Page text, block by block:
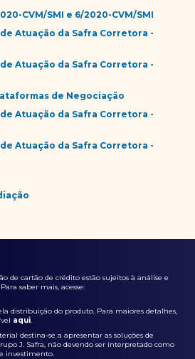
CVM/SMI e 6/2020-CVM/SMI
Atuação da Safra Corretora -
Atuação da Safra Corretora -
de Negociação
Atuação da Safra Corretora -
Atuação da Safra Corretora -
de cartão de crédito estão sujeitos à análise e
saber mais, acesse:
distribuição do produto. Para maiores detalhes,
aqui.
destina-se a apresentar as soluções de
J. Safra, não devendo ser interpretado como
investimento.